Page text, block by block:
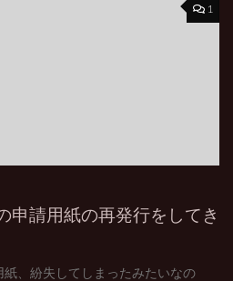
1
申請用紙の再発行をしてき
、紛失してしまったみたいなの